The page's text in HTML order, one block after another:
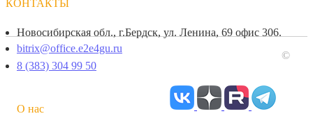
КОНТАКТЫ
Новосибирская обл., г.Бердск, ул. Ленина, 69 офис 306.
bitrix@office.e2e4gu.ru
8 (383) 304 99 50
О нас
©